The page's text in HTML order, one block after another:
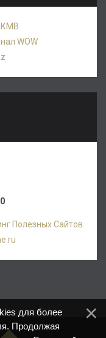
КМВ
WOW
0
для более
Продолжая